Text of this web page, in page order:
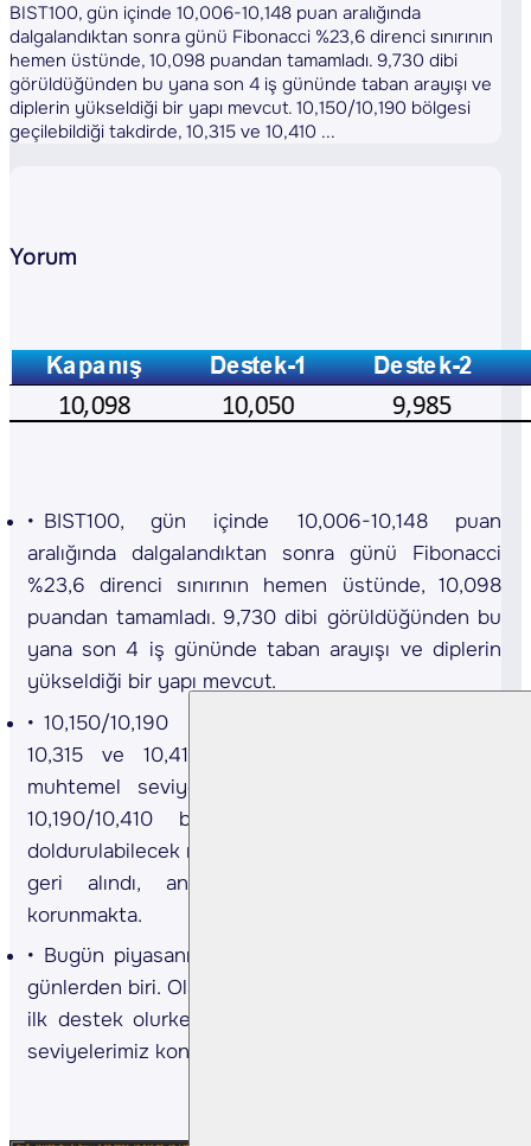
BIST100, gün içinde 10,006-10,148 puan aralığında
dalgalandıktan sonra günü Fibonacci %23,6 direnci sınırının
hemen üstünde, 10,098 puandan tamamladı. 9,730 dibi
görüldüğünden bu yana son 4 iş gününde taban arayışı ve
diplerin yükseldiği bir yapı mevcut. 10,150/10,190 bölgesi
geçilebildiği takdirde, 10,315 ve 10,410 ...
Yorum
BIST100, gün içinde 10,006-10,148 puan
aralığında dalgalandıktan sonra günü Fibonacci
%23,6 direnci sınırının hemen üstünde, 10,098
puandan tamamladı. 9,730 dibi görüldüğünden bu
yana son 4 iş gününde taban arayışı ve diplerin
yükseldiği bir yapı mevcut.
10,150/10,190 bölgesi geçilebildiği takdirde,
10,315 ve 10,410 dirençleri karşımıza çıkması
muhtemel seviyeler olarak görünüyor. Bakalım
10,190/10,410 bölgesinde bıraktığımız boşluk
doldurulabilecek mi? Yurtdışında yaşanan düşüşler
geri alındı, ancak bizde zayıf seyir hala
korunmakta.
Bugün piyasanın rüştünü ispat etmesi gereken
günlerden biri. Olası geri çekilmelerde 10,050 puan
ilk destek olurken, 9,985 ve 9,885 diğer destek
seviyelerimiz konumunda.